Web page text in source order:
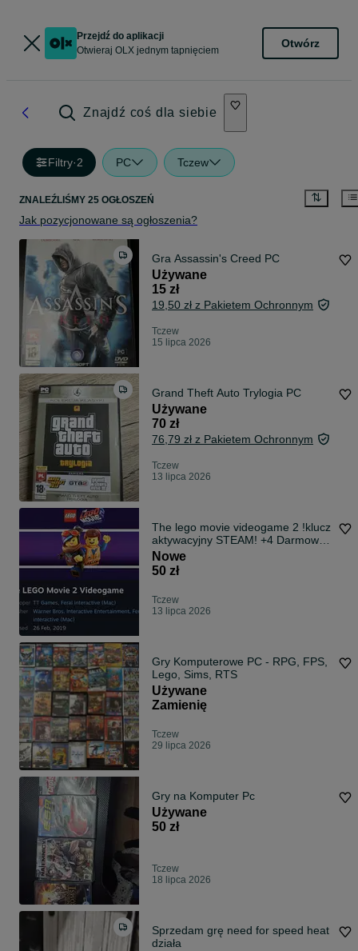
Przejdź do aplikacji
Otwieraj OLX jednym tapnięciem
Otwórz
Znajdź coś dla siebie
Filtry·2 PC Tczew
ZNALEŹLIŚMY 25 OGŁOSZEŃ
Jak pozycjonowane są ogłoszenia?
Gra Assassin's Creed PC
Używane
15 zł
19,50 zł z Pakietem Ochronnym
Tczew
15 lipca 2026
Grand Theft Auto Trylogia PC
Używane
70 zł
76,79 zł z Pakietem Ochronnym
Tczew
13 lipca 2026
The lego movie videogame 2 !klucz
aktywacyjny STEAM! +4 Darmowe
klucze
Nowe
50 zł
Tczew
13 lipca 2026
Gry Komputerowe PC - RPG, FPS,
Lego, Sims, RTS
Używane
Zamienię
Tczew
29 lipca 2026
Gry na Komputer Pc
Używane
50 zł
Tczew
18 lipca 2026
Sprzedam grę need for speed heat
działa